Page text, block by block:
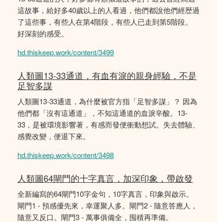
這故事，給好多40歲以上的人看過，他們都說他們經歴過
了這些事，有些人在第4階段，有些人已走到第5階段。
好深刻的感受。
hd.thiskeep.work/content/3499
人類圖13-33通道，有血有淚的親身經驗，不是
足智多謀
人類圖13-33通道，為什麼被官方指「足智多謀」？ 因為
他們都「沒有這通道」，不知這通道的血淚辛酸。13-
33，是被環境影響著，有感而發便衝動想試。失去體驗、
感覺改變，便退下來。
hd.thiskeep.work/content/3498
人類圖64閘門的十字真言，加深印象，帶啟發
全新編寫的64閘門10字金句，10字真言，印象與啟示。
閘門1 - 預感優先來，幸運聚人多。閘門2 - 隨意答應人，
隨意又反口。閘門3 - 萬事俱備全，囤積再準備。